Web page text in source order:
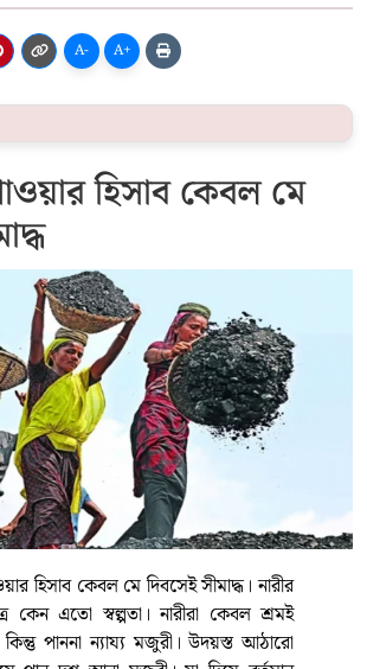
A- A+
হিসাব কেবল মে
হিসাব কেবল মে দিবসেই সীমাদ্ধ। নারীর
কেন এতো স্বল্পতা। নারীরা কেবল শ্রমই
কিন্তু পাননা ন্যায্য মজুরী। উদয়স্ত আঠারো